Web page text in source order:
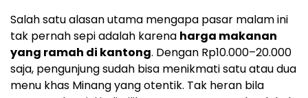
Salah satu alasan utama mengapa pasar malam ini
tak pernah sepi adalah karena harga makanan
yang ramah di kantong. Dengan Rp10.000–20.000
saja, pengunjung sudah bisa menikmati satu atau dua
menu khas Minang yang otentik. Tak heran bila